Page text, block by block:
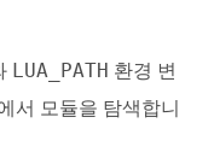
LUA_PATH 환경 변
서 모듈을 탐색합니